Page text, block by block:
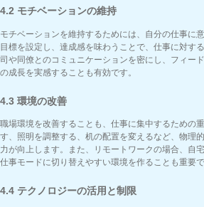
4.2 モチベーションの維持
モチベーションを維持するためには、自分の仕事に
目標を設定し、達成感を味わうことで、仕事に対す
司や同僚とのコミュニケーションを密にし、フィー
の成長を実感することも有効です。
4.3 環境の改善
職場環境を改善することも、仕事に集中するための
す、照明を調整する、机の配置を変えるなど、物理
力が向上します。また、リモートワークの場合、自
仕事モードに切り替えやすい環境を作ることも重要で
4.4 テクノロジーの活用と制限